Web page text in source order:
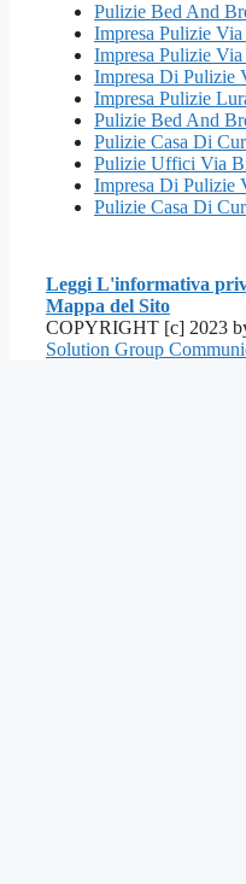
Pulizie Bed And
Impresa Pulizie
Impresa Pulizie
Impresa Di Pulizie
Impresa Pulizie
Pulizie Bed And
Pulizie Casa Di
Pulizie Uffici Via
Impresa Di Pulizie
Pulizie Casa Di
Leggi L'informativa
Mappa del Sito
COPYRIGHT [c] 2023
Solution Group